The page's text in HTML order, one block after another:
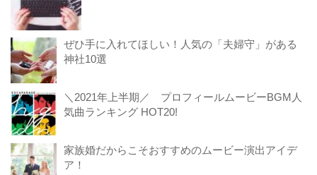
ぜひ手に入れてほしい！人気の「夫婦守」がある
神社10選
＼2021年上半期／ プロフィールムービーBGM人
気曲ランキング HOT20!
家族婚だからこそおすすめのムービー演出アイデ
ア！